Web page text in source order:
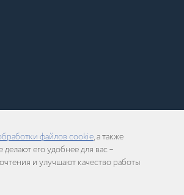
Сделано в
файлов cookie, а также
его удобнее для вас –
и улучшают качество работы